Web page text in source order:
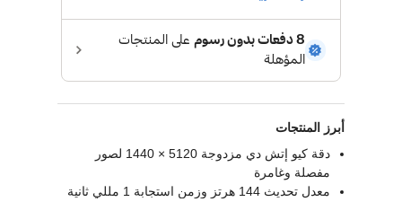
أبرز المنتجات
دقة كيو إتش دي مزدوجة 5120 × 1440 لصور
مفصلة وغامرة
معدل تحديث 144 هرتز وزمن استجابة 1 مللي ثانية